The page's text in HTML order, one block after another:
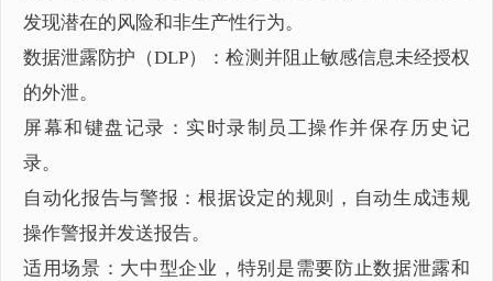
发现潜在的风险和非生产性行为。
数据泄露防护（DLP）：检测并阻止敏感信息未经授权
的外泄。
屏幕和键盘记录：实时录制员工操作并保存历史记
录。
自动化报告与警报：根据设定的规则，自动生成违规
操作警报并发送报告。
适用场景：大中型企业，特别是需要防止数据泄露和